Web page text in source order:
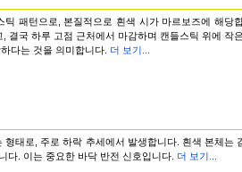
패턴으로, 본질적으로 흰색 시가 마르보즈에 해당
결국 하루 고점 근처에서 마감하며 캔들스틱 위에 작
다는 것을 의미합니다. 더 보기...
태로, 주로 하락 추세에서 발생합니다. 흰색 본체는
다. 이는 중요한 바닥 반전 신호입니다. 더 보기...